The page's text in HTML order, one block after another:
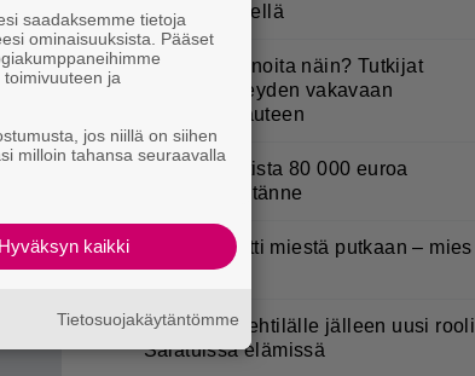
esitetään Ylellä
3. Syötkö perunoita näin? Tutkijat
löysivät yhteyden vakavaan
kansansairauteen
Eurojackpotista 80 000 euroa
Suomeen – tänne
5.
Poliisi kuljetti miestä putkaan – mies
kuoli
6. IL: Teemu Lehtilälle jälleen uusi rooli
Salatuissa elämissä
saadaksemme tietoja
ominaisuuksista. Pääset
ja
jos niillä on siihen
milloin tahansa seuraavalla
Hyväksyn kaikki
Tietosuojakäytäntömme